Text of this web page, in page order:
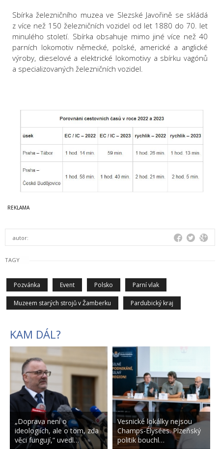
Sbírka železničního muzea ve Slezské Javořině se skládá
z více než 150 železničních vozidel od let 1880 do 70. let
minulého století. Sbírka obsahuje mimo jiné více než 40
parních lokomotiv německé, polské, americké a anglické
výroby, dieselové a elektrické lokomotivy a sbírku vagónů
a specializovaných železničních vozidel.
autor:
TAGY
Pozvánka Event Polsko Parní vlak
Muzeem starých strojů v Žamberku Pardubický kraj
KAM DÁL?
„Doprava není o
ideologiích, ale o tom, zda
věci fungují,“ uvedl…
Vesnické lokálky nejsou
Champs-Élysées. Plzeňský
politik bouchl…